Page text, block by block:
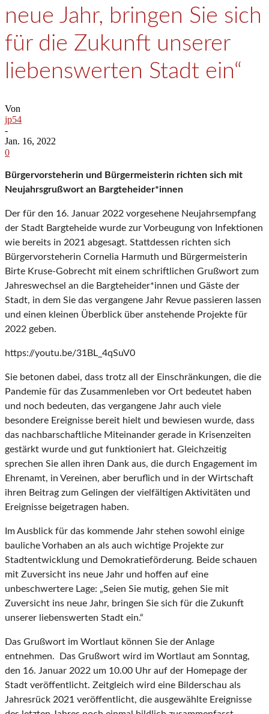
neue Jahr, bringen Sie sich
für die Zukunft unserer
liebenswerten Stadt ein“
Von
jp54
-
Jan. 16, 2022
0
Bürgervorsteherin und Bürgermeisterin richten sich mit
Neujahrsgrußwort an Bargteheider*innen
Der für den 16. Januar 2022 vorgesehene Neujahrsempfang
der Stadt Bargteheide wurde zur Vorbeugung von Infektionen
wie bereits in 2021 abgesagt. Stattdessen richten sich
Bürgervorsteherin Cornelia Harmuth und Bürgermeisterin
Birte Kruse-Gobrecht mit einem schriftlichen Grußwort zum
Jahreswechsel an die Bargteheider*innen und Gäste der
Stadt, in dem Sie das vergangene Jahr Revue passieren lassen
und einen kleinen Überblick über anstehende Projekte für
2022 geben.
https://youtu.be/31BL_4qSuV0
Sie betonen dabei, dass trotz all der Einschränkungen, die die
Pandemie für das Zusammenleben vor Ort bedeutet haben
und noch bedeuten, das vergangene Jahr auch viele
besondere Ereignisse bereit hielt und bewiesen wurde, dass
das nachbarschaftliche Miteinander gerade in Krisenzeiten
gestärkt wurde und gut funktioniert hat. Gleichzeitig
sprechen Sie allen ihren Dank aus, die durch Engagement im
Ehrenamt, in Vereinen, aber beruflich und in der Wirtschaft
ihren Beitrag zum Gelingen der vielfältigen Aktivitäten und
Ereignisse beigetragen haben.
Im Ausblick für das kommende Jahr stehen sowohl einige
bauliche Vorhaben an als auch wichtige Projekte zur
Stadtentwicklung und Demokratieförderung. Beide schauen
mit Zuversicht ins neue Jahr und hoffen auf eine
unbeschwertere Lage: „Seien Sie mutig, gehen Sie mit
Zuversicht ins neue Jahr, bringen Sie sich für die Zukunft
unserer liebenswerten Stadt ein.“
Das Grußwort im Wortlaut können Sie der Anlage
entnehmen. Das Grußwort wird im Wortlaut am Sonntag,
den 16. Januar 2022 um 10.00 Uhr auf der Homepage der
Stadt veröffentlicht. Zeitgleich wird eine Bilderschau als
Jahresrück 2021 veröffentlicht, die ausgewählte Ereignisse